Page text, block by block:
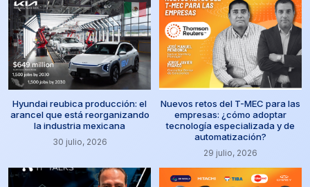
Hyundai reubica producción: el
arancel que está reorganizando
la industria mexicana
30 julio, 2026
Nuevos retos del T-MEC para las
empresas: ¿cómo adoptar
tecnología especializada y de
automatización?
29 julio, 2026